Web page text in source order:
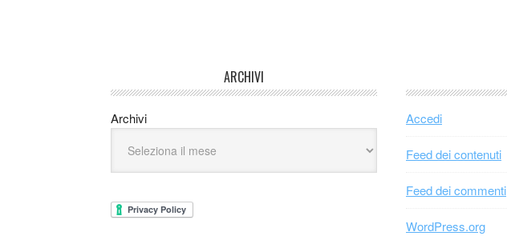
ARCHIVI
Archivi Accedi
Feed dei contenuti
Feed dei commenti
WordPress.org